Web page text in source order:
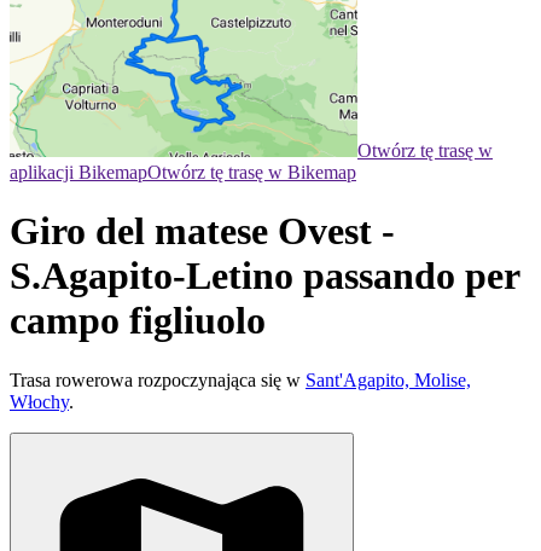
Otwórz tę trasę w
aplikacji BikemapOtwórz tę trasę w Bikemap
Giro del matese Ovest -
S.Agapito-Letino passando per
campo figliuolo
Trasa rowerowa rozpoczynająca się w Sant'Agapito, Molise,
Włochy.